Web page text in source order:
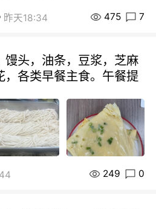
昨天18:34 475 7
馒头，油条，豆浆，芝麻
，各类早餐主食。午餐提
249 0